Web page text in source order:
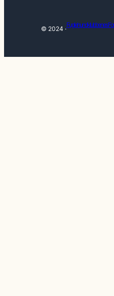
© 2024 ·
Fuglehundklubbenes